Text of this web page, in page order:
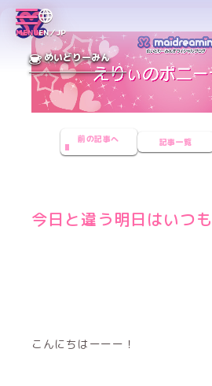
MENUEN／JP
めいどりーみん
前の記事へ 記事一覧
今日と違う明日はいつ
こんにちはーーー！